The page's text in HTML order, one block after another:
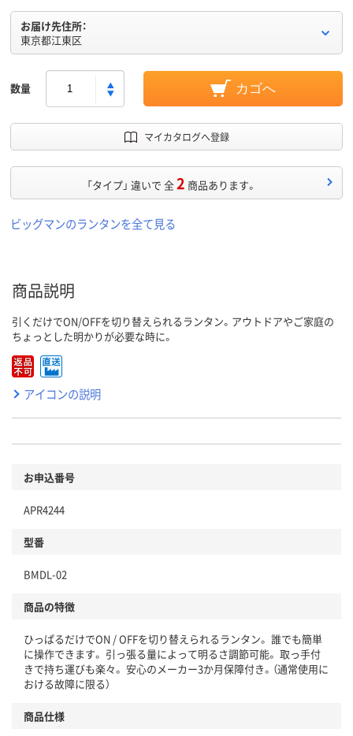
お届け先住所：
東京都江東区
数量 カゴへ
マイカタログへ登録
「タイプ」 違いで 全2 商品あります。
ビッグマンのランタンを全て見る
商品説明
引くだけでON/OFFを切り替えられるランタン。アウトドアやご家庭の
ちょっとした明かりが必要な時に。
アイコンの説明
お申込番号
APR4244
型番
BMDL-02
商品の特徴
ひっぱるだけでON / OFFを切り替えられるランタン。 誰でも簡単
に操作できます。 引っ張る量によって明るさ調節可能。 取っ手付
きで持ち運びも楽々。 安心のメーカー3か月保障付き。（通常使用に
おける故障に限る）
商品仕様